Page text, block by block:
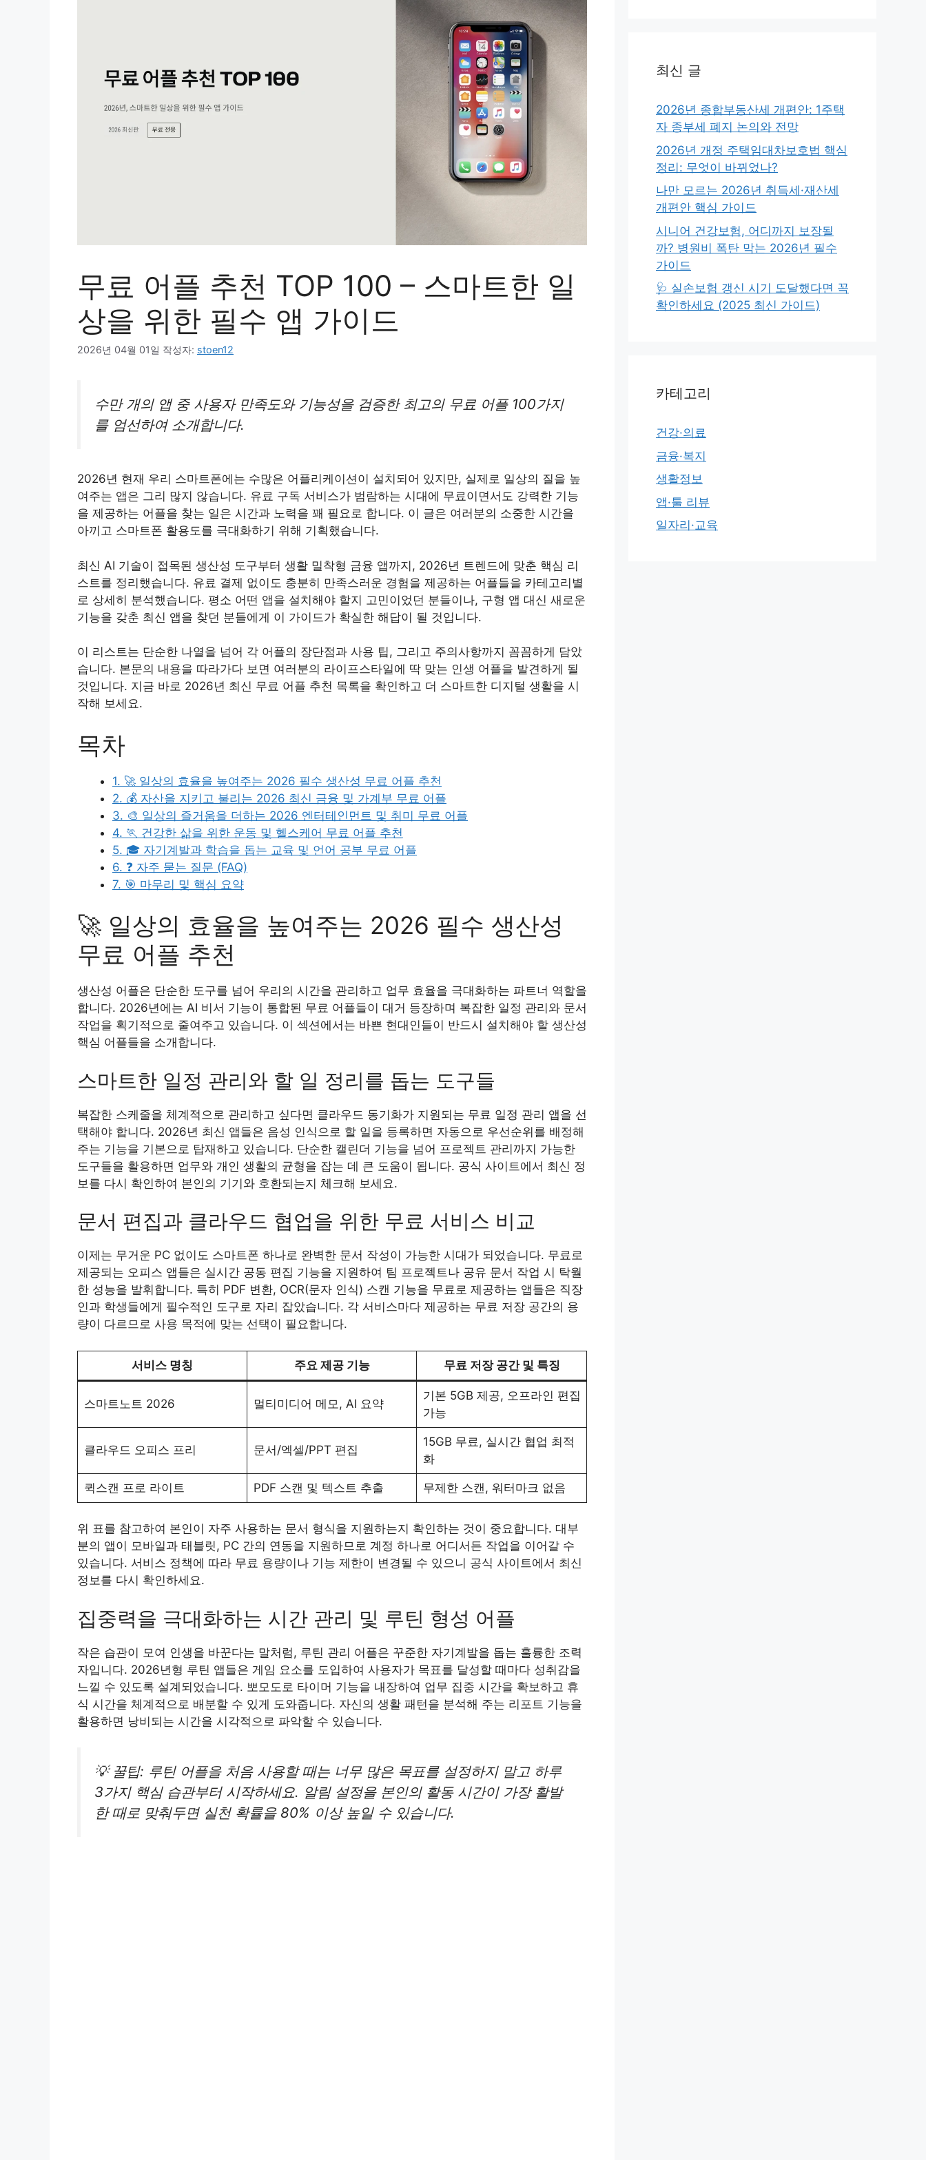
무료 어플 추천 TOP 100 – 스마트한 일
상을 위한 필수 앱 가이드
2026년 04월 01일 작성자: stoen12
수만 개의 앱 중 사용자 만족도와 기능성을 검증한 최고의 무료 어플 100가지
를 엄선하여 소개합니다.
2026년 현재 우리 스마트폰에는 수많은 어플리케이션이 설치되어 있지만, 실제로 일상의 질을 높
여주는 앱은 그리 많지 않습니다. 유료 구독 서비스가 범람하는 시대에 무료이면서도 강력한 기능
을 제공하는 어플을 찾는 일은 시간과 노력을 꽤 필요로 합니다. 이 글은 여러분의 소중한 시간을
아끼고 스마트폰 활용도를 극대화하기 위해 기획했습니다.
최신 AI 기술이 접목된 생산성 도구부터 생활 밀착형 금융 앱까지, 2026년 트렌드에 맞춘 핵심 리
스트를 정리했습니다. 유료 결제 없이도 충분히 만족스러운 경험을 제공하는 어플들을 카테고리별
로 상세히 분석했습니다. 평소 어떤 앱을 설치해야 할지 고민이었던 분들이나, 구형 앱 대신 새로운
기능을 갖춘 최신 앱을 찾던 분들에게 이 가이드가 확실한 해답이 될 것입니다.
이 리스트는 단순한 나열을 넘어 각 어플의 장단점과 사용 팁, 그리고 주의사항까지 꼼꼼하게 담았
습니다. 본문의 내용을 따라가다 보면 여러분의 라이프스타일에 딱 맞는 인생 어플을 발견하게 될
것입니다. 지금 바로 2026년 최신 무료 어플 추천 목록을 확인하고 더 스마트한 디지털 생활을 시
작해 보세요.
목차
1. 🚀 일상의 효율을 높여주는 2026 필수 생산성 무료 어플 추천
2. 💰 자산을 지키고 불리는 2026 최신 금융 및 가계부 무료 어플
3. 🎨 일상의 즐거움을 더하는 2026 엔터테인먼트 및 취미 무료 어플
4. 🏃 건강한 삶을 위한 운동 및 헬스케어 무료 어플 추천
5. 🎓 자기계발과 학습을 돕는 교육 및 언어 공부 무료 어플
6. ❓ 자주 묻는 질문 (FAQ)
7. 🎯 마무리 및 핵심 요약
🚀 일상의 효율을 높여주는 2026 필수 생산성
무료 어플 추천
생산성 어플은 단순한 도구를 넘어 우리의 시간을 관리하고 업무 효율을 극대화하는 파트너 역할을
합니다. 2026년에는 AI 비서 기능이 통합된 무료 어플들이 대거 등장하며 복잡한 일정 관리와 문서
작업을 획기적으로 줄여주고 있습니다. 이 섹션에서는 바쁜 현대인들이 반드시 설치해야 할 생산성
핵심 어플들을 소개합니다.
스마트한 일정 관리와 할 일 정리를 돕는 도구들
복잡한 스케줄을 체계적으로 관리하고 싶다면 클라우드 동기화가 지원되는 무료 일정 관리 앱을 선
택해야 합니다. 2026년 최신 앱들은 음성 인식으로 할 일을 등록하면 자동으로 우선순위를 배정해
주는 기능을 기본으로 탑재하고 있습니다. 단순한 캘린더 기능을 넘어 프로젝트 관리까지 가능한
도구들을 활용하면 업무와 개인 생활의 균형을 잡는 데 큰 도움이 됩니다. 공식 사이트에서 최신 정
보를 다시 확인하여 본인의 기기와 호환되는지 체크해 보세요.
문서 편집과 클라우드 협업을 위한 무료 서비스 비교
이제는 무거운 PC 없이도 스마트폰 하나로 완벽한 문서 작성이 가능한 시대가 되었습니다. 무료로
제공되는 오피스 앱들은 실시간 공동 편집 기능을 지원하여 팀 프로젝트나 공유 문서 작업 시 탁월
한 성능을 발휘합니다. 특히 PDF 변환, OCR(문자 인식) 스캔 기능을 무료로 제공하는 앱들은 직장
인과 학생들에게 필수적인 도구로 자리 잡았습니다. 각 서비스마다 제공하는 무료 저장 공간의 용
량이 다르므로 사용 목적에 맞는 선택이 필요합니다.
서비스 명칭 주요 제공 기능 무료 저장 공간 및 특징
스마트노트 2026 멀티미디어 메모, AI 요약
기본 5GB 제공, 오프라인 편집
가능
클라우드 오피스 프리 문서/엑셀/PPT 편집
15GB 무료, 실시간 협업 최적
화
퀵스캔 프로 라이트 PDF 스캔 및 텍스트 추출 무제한 스캔, 워터마크 없음
위 표를 참고하여 본인이 자주 사용하는 문서 형식을 지원하는지 확인하는 것이 중요합니다. 대부
분의 앱이 모바일과 태블릿, PC 간의 연동을 지원하므로 계정 하나로 어디서든 작업을 이어갈 수
있습니다. 서비스 정책에 따라 무료 용량이나 기능 제한이 변경될 수 있으니 공식 사이트에서 최신
정보를 다시 확인하세요.
집중력을 극대화하는 시간 관리 및 루틴 형성 어플
작은 습관이 모여 인생을 바꾼다는 말처럼, 루틴 관리 어플은 꾸준한 자기계발을 돕는 훌륭한 조력
자입니다. 2026년형 루틴 앱들은 게임 요소를 도입하여 사용자가 목표를 달성할 때마다 성취감을
느낄 수 있도록 설계되었습니다. 뽀모도로 타이머 기능을 내장하여 업무 집중 시간을 확보하고 휴
식 시간을 체계적으로 배분할 수 있게 도와줍니다. 자신의 생활 패턴을 분석해 주는 리포트 기능을
활용하면 낭비되는 시간을 시각적으로 파악할 수 있습니다.
💡 꿀팁: 루틴 어플을 처음 사용할 때는 너무 많은 목표를 설정하지 말고 하루
3가지 핵심 습관부터 시작하세요. 알림 설정을 본인의 활동 시간이 가장 활발
한 때로 맞춰두면 실천 확률을 80% 이상 높일 수 있습니다.
최신 글
2026년 종합부동산세 개편안: 1주택
자 종부세 폐지 논의와 전망
2026년 개정 주택임대차보호법 핵심
정리: 무엇이 바뀌었나?
나만 모르는 2026년 취득세·재산세
개편안 핵심 가이드
시니어 건강보험, 어디까지 보장될
까? 병원비 폭탄 막는 2026년 필수
가이드
🩺 실손보험 갱신 시기 도달했다면 꼭
확인하세요 (2025 최신 가이드)
카테고리
건강·의료
금융·복지
생활정보
앱·툴 리뷰
일자리·교육